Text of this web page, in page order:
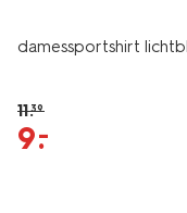
damessportshirt
11.39
9.
–